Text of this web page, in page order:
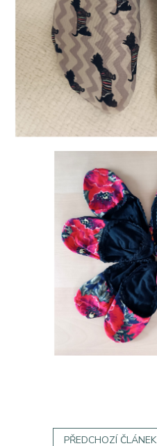
PŘEDCHOZÍ ČLÁNEK